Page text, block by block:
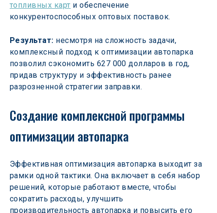
топливных карт и обеспечение
конкурентоспособных оптовых поставок.
Результат: несмотря на сложность задачи,
комплексный подход к оптимизации автопарка
позволил сэкономить 627 000 долларов в год,
придав структуру и эффективность ранее
разрозненной стратегии заправки.
Создание комплексной программы
оптимизации автопарка
Эффективная оптимизация автопарка выходит за
рамки одной тактики. Она включает в себя набор
решений, которые работают вместе, чтобы
сократить расходы, улучшить
производительность автопарка и повысить его